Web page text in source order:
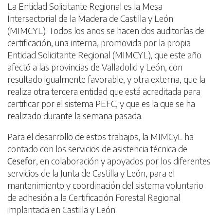
La Entidad Solicitante Regional es la Mesa
Intersectorial de la Madera de Castilla y León
(MIMCYL). Todos los años se hacen dos auditorías de
certificación, una interna, promovida por la propia
Entidad Solicitante Regional (MIMCYL), que este año
afectó a las provincias de Valladolid y León, con
resultado igualmente favorable, y otra externa, que la
realiza otra tercera entidad que está acreditada para
certificar por el sistema PEFC, y que es la que se ha
realizado durante la semana pasada.
Para el desarrollo de estos trabajos, la MIMCyL ha
contado con los servicios de asistencia técnica de
Cesefor, en colaboración y apoyados por los diferentes
servicios de la Junta de Castilla y León, para el
mantenimiento y coordinación del sistema voluntario
de adhesión a la Certificación Forestal Regional
implantada en Castilla y León.